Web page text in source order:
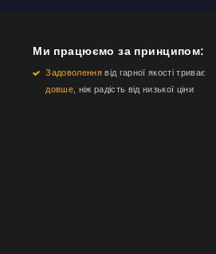
Ми працюємо за принципом:
Задоволеннявід гарної якості триває
довше, ніж радість від низької ціни